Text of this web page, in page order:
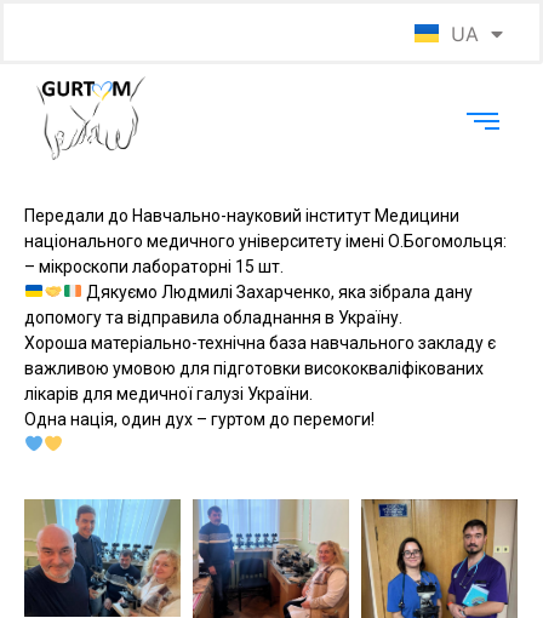
UA
EN
Передали до Навчально-науковий інститут Медицини
національного медичного університету імені О.Богомольця:
– мікроскопи лабораторні 15 шт.
Дякуємо Людмилі Захарченко, яка зібрала дану
допомогу та відправила обладнання в Україну.
Хороша матеріально-технічна база навчального закладу є
важливою умовою для підготовки висококваліфікованих
лікарів для медичної галузі України.
Одна нація, один дух – гуртом до перемоги!